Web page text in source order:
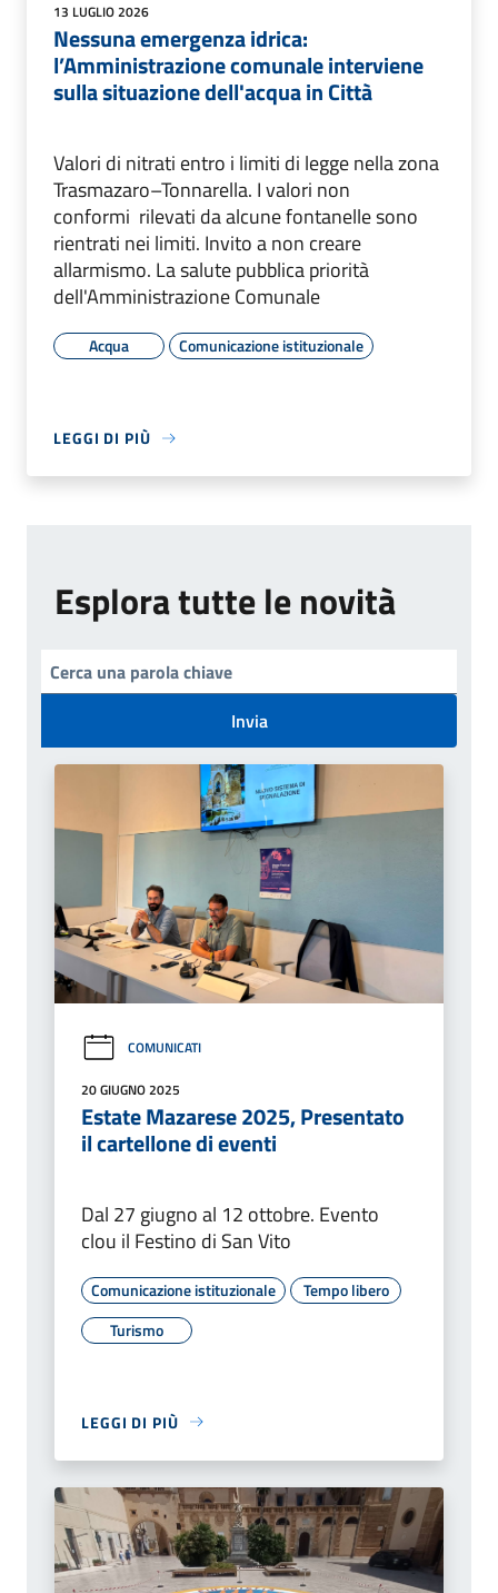
13 LUGLIO 2026
Nessuna emergenza idrica:
l’Amministrazione comunale interviene
sulla situazione dell'acqua in Città
Valori di nitrati entro i limiti di legge nella zona
Trasmazaro–Tonnarella. I valori non
conformi rilevati da alcune fontanelle sono
rientrati nei limiti. Invito a non creare
allarmismo. La salute pubblica priorità
dell'Amministrazione Comunale
Acqua Comunicazione istituzionale
LEGGI DI PIÙ
Esplora tutte le novità
Invia
COMUNICATI
20 GIUGNO 2025
Estate Mazarese 2025, Presentato
il cartellone di eventi
Dal 27 giugno al 12 ottobre. Evento
clou il Festino di San Vito
Comunicazione istituzionale
Tempo libero
Turismo
LEGGI DI PIÙ